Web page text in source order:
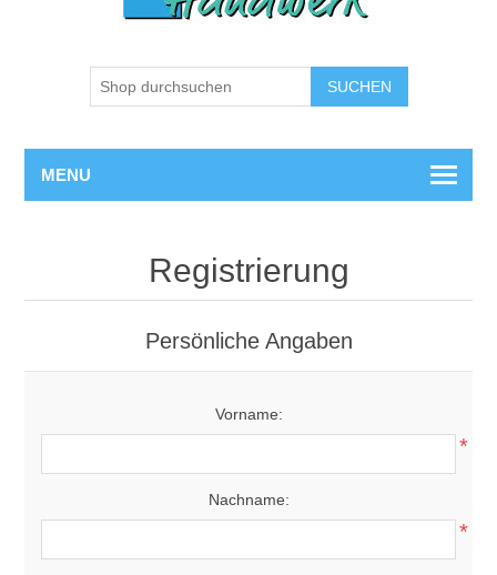
MENU
Registrierung
Persönliche Angaben
Vorname:
*
Nachname:
*